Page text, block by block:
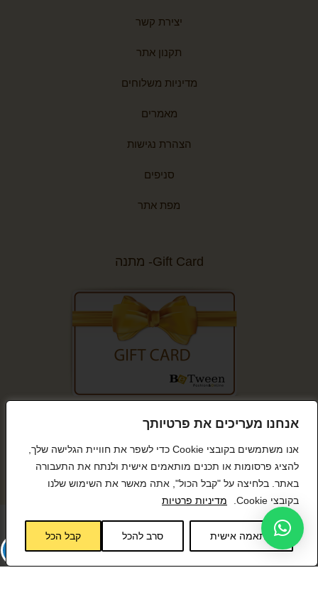
אנחנו מעריכים את פרטיותך
אנו משתמשים בקובצי Cookie כדי לשפר את חוויית הגלישה שלך,
להציג פרסומות או תכנים מותאמים אישית ולנתח את התעבורה
באתר. בלחיצה על "קבל הכול", אתה מאשר את השימוש שלנו
בקובצי Cookie.
מדיניות פרטיות
התאמה אישית סרב להכל קבל הכל
יצירת קשר
תקנון אתר
מדיניות משלוחים
מאמרים
הצהרת נגישות
סניפים
מפת אתר
Gift Card- מתנה
קנייה מאובטחת
© כל הזכויות שמורות BeTween